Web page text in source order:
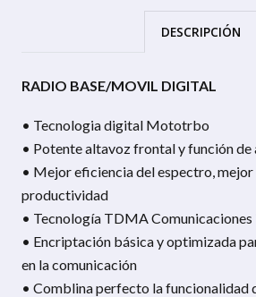
DESCRIPCIÓN
RADIO BASE/MOVIL DIGITAL
• Tecnologia digital Mototrbo
• Potente altavoz frontal y función
• Mejor eficiencia del espectro, mejor
productividad
• Tecnología TDMA Comunicaciones
• Encriptación básica y optimizada
en la comunicación
• Comblina perfecto la funcionalidad